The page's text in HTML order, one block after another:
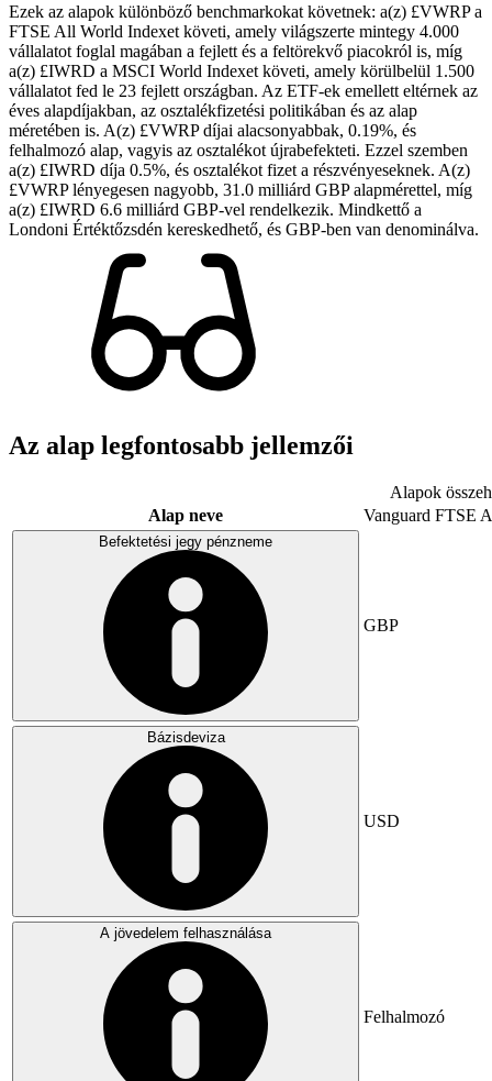
Ezek az alapok különböző benchmarkokat követnek: a(z) £VWRP a
FTSE All World Indexet követi, amely világszerte mintegy 4.000
vállalatot foglal magában a fejlett és a feltörekvő piacokról is, míg
a(z) £IWRD a MSCI World Indexet követi, amely körülbelül 1.500
vállalatot fed le 23 fejlett országban. Az ETF-ek emellett eltérnek az
éves alapdíjakban, az osztalékfizetési politikában és az alap
méretében is. A(z) £VWRP díjai alacsonyabbak, 0.19%, és
felhalmozó alap, vagyis az osztalékot újrabefekteti. Ezzel szemben
a(z) £IWRD díja 0.5%, és osztalékot fizet a részvényeseknek. A(z)
£VWRP lényegesen nagyobb, 31.0 milliárd GBP alapmérettel, míg
a(z) £IWRD 6.6 milliárd GBP-vel rendelkezik. Mindkettő a
Londoni Értéktőzsdén kereskedhető, és GBP-ben van denominálva.
Az alap legfontosabb jellemzői
Alapok
Alap neve
Vanguard FTSE
Befektetési jegy pénzneme
GBP
Bázisdeviza
USD
A jövedelem felhasználása
Felhalmozó